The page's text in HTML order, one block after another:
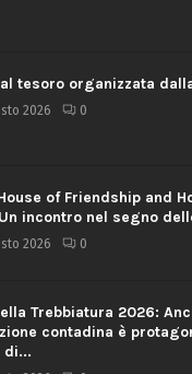
tesoro organizzata
2026 0
of Friendship and
incontro nel segno
2026 0
Trebbiatura 2026:
contadina è
di...